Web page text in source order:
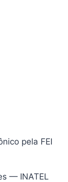
pela FEI
— INATEL